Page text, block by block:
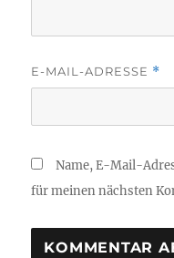
E-MAIL-ADRESSE *
Name, E-Mail-
für meinen nächsten